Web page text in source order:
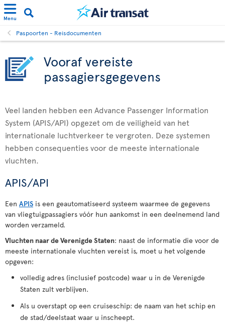
Menu
Paspoorten - Reisdocumenten
Vooraf vereiste
passagiersgegevens
Veel landen hebben een Advance Passenger Information
System (APIS/API) opgezet om de veiligheid van het
internationale luchtverkeer te vergroten. Deze systemen
hebben consequenties voor de meeste internationale
vluchten.
APIS/API
Een APIS is een geautomatiseerd systeem waarmee de gegevens
van vliegtuigpassagiers vóór hun aankomst in een deelnemend land
worden verzameld.
Vluchten naar de Verenigde Staten: naast de informatie die voor de
meeste internationale vluchten vereist is, moet u het volgende
opgeven:
volledig adres (inclusief postcode) waar u in de Verenigde
Staten zult verblijven.
Als u overstapt op een cruiseschip: de naam van het schip en
de stad/deelstaat waar u inscheept.